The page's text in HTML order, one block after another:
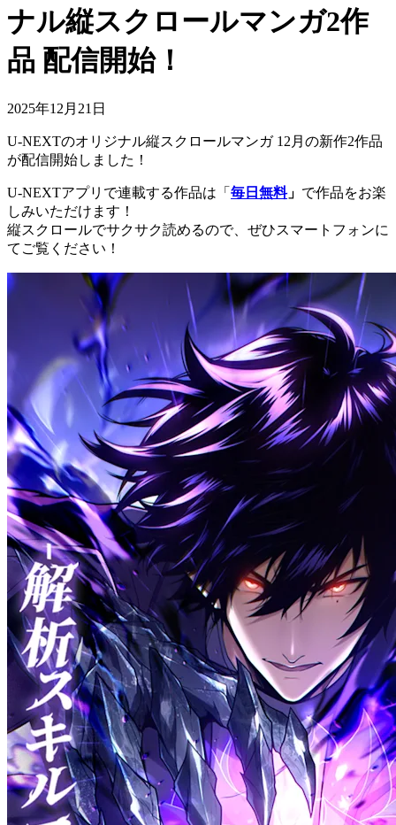
ナル縦スクロールマンガ2作
品 配信開始！
2025年12月21日
U-NEXTのオリジナル縦スクロールマンガ 12月の新作2作品
が配信開始しました！
U-NEXTアプリで連載する作品は「 毎日無料」 で作品をお楽
しみいただけます！
縦スクロールでサクサク読めるので、ぜひスマートフォンに
てご覧ください！